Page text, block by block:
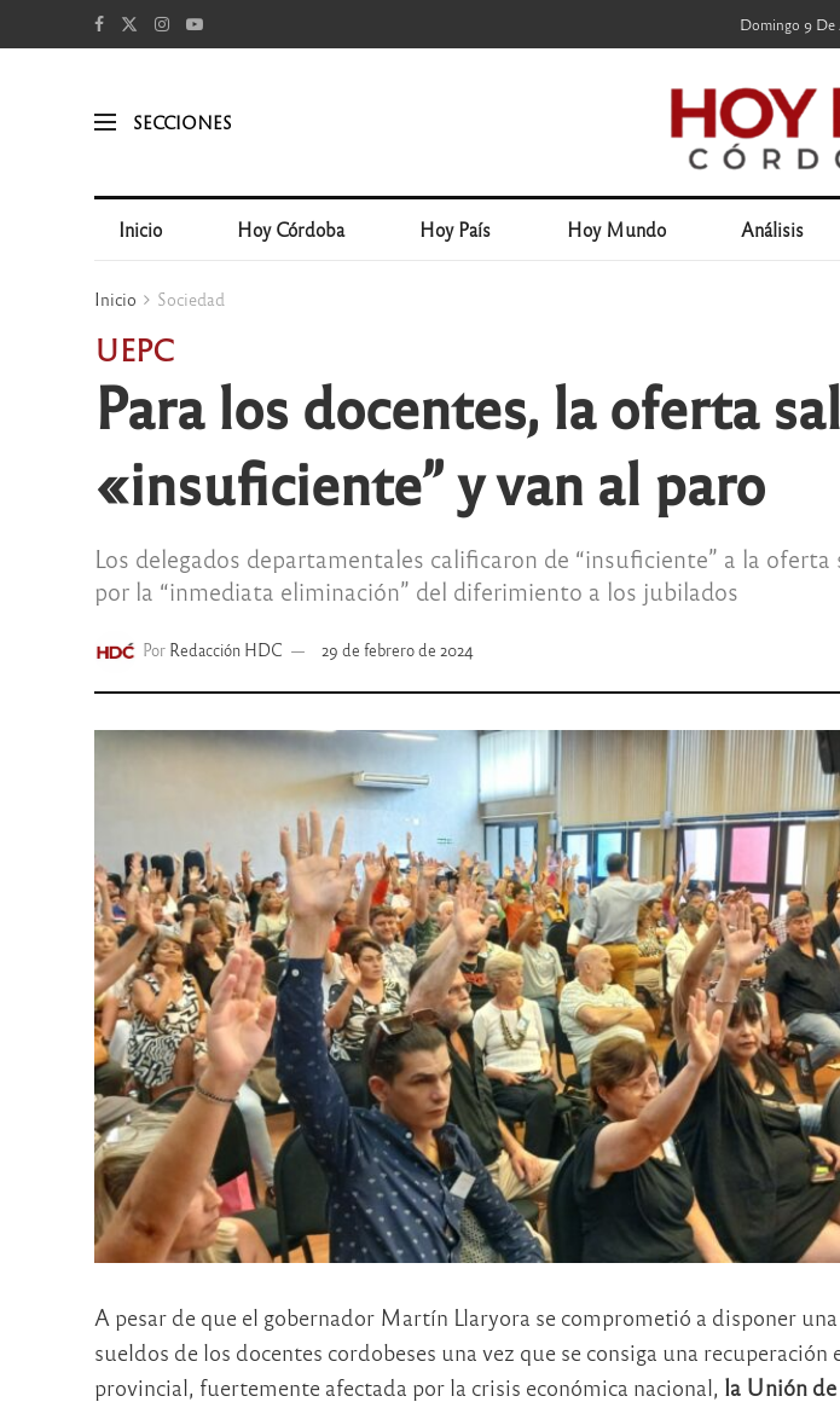
Domingo 9 De
SECCIONES
Inicio Hoy Córdoba Hoy País Hoy Mundo Análisis
Inicio Sociedad
UEPC
Para los docentes, la oferta
«insuficiente” y van al paro
Los delegados departamentales calificaron de “insuficiente” a la
por la “inmediata eliminación” del diferimiento a los jubilados
Por Redacción HDC 29 de febrero de 2024
A pesar de que el gobernador Martín Llaryora se comprometió a disponer
sueldos de los docentes cordobeses una vez que se consiga una recuperación
provincial, fuertemente afectada por la crisis económica nacional, la Unión